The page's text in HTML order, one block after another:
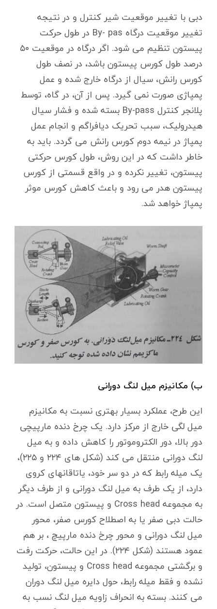
دبی با تغییر موقعیت شیر کنترل و در نتیجه
تغییر موقعیت درگاه By- pas در طول حرکت
پیستون تنظیم می شود. اگر درگاه در موقعیت ۵۰
درصد طول کورس پیستون باشد، در نصف طول
کورس رانش، سیال از درگاه خارج شده و عمل
پمپاژی صورت نمی گیرد. پس از آن، در گاه، توسط
پلانجر کنترل By-pass بسته شده و فشار سیال
هیدرولیک، سبب تحریک دیافراگم و انجام عمل
پمپاژ در نیمه دوم کورس رانش می گردد. باید به
خاطر داشت که در این روش، طول کورس حرکتی
پیستون، تغییر نکرده و در واقع قسمتی از کورس
پیستون هدر می رود و باعث کاهش کورس موثر
پمپاژ خواهد شد.
ب) مکانیزم میل لنگ دورانی
این طرح، عملکرد بسیار بهتری نسبت به مکانیزم
میل لگی خارج از مرکز دارد. یک چرخ دنده مارپیچی
دور بالا، دور الکتروموتور را کاهش داده و به میل
لنگ دورانی منتقل می کند (شکل های ۲۲۴ و ۲۲۵)،
یک میله رابط که در دو سر خود، یاتاقانهای کروی
دارد، از یک طرف به میل لنگ دورانی و از طرف دیگر
به مجموعه Cross head و پیستون متصل است. در
حالت دبی صفر یا به اصطلاح کورس صفر، محور
میل لنگ دورانی و محور چرخ دنده مارپیچ ، بر هم
عمود هستند (شکل ۲۲۴). در این حالت، حرکت رفت
و برگشتی مجموعه Cross head و پیستون، تولید
نشده و فقط میله رابط، حول دایره میل لنگ دوران
می کنند. بسته به انحراف زاویه میل لنگ نسب به